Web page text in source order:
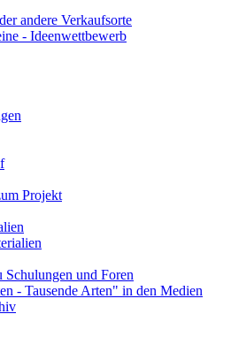
andere Verkaufsorte
- Ideenwettbewerb
Projekt
Schulungen und Foren
- Tausende Arten" in den Medien